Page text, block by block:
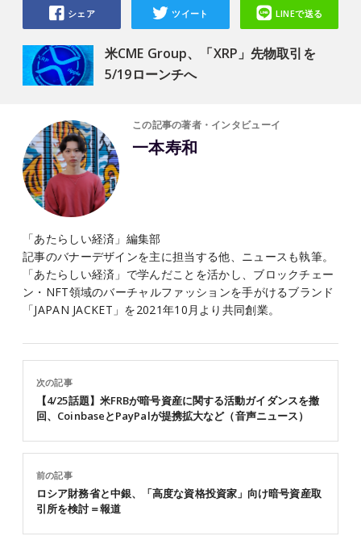
米CME Group、「XRP」先物取引を
5/19ローンチへ
シェア ツイート LINEで送る
この記事の著者・インタビューイ
一本寿和
「あたらしい経済」編集部
記事のバナーデザインを主に担当する他、ニュースも執筆。
「あたらしい経済」で学んだことを活かし、ブロックチェー
ン・NFT領域のバーチャルファッションを手がけるブランド
「JAPAN JACKET」を2021年10月より共同創業。
前の記事
ロシア財務省と中銀、「高度な資格投資家」向け暗号資産取
引所を検討＝報道
次の記事
【4/25話題】米FRBが暗号資産に関する活動ガイダンスを撤
回、CoinbaseとPayPalが提携拡大など（音声ニュース）